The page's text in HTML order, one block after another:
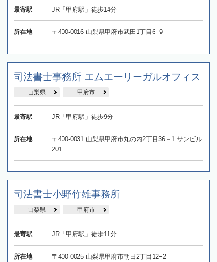
最寄駅 JR「甲府駅」徒歩14分
所在地 〒400-0016 山梨県甲府市武田1丁目6−9
司法書士事務所 エムエーリーガルオフィス
山梨県 甲府市
最寄駅 JR「甲府駅」徒歩9分
所在地
〒400-0031 山梨県甲府市丸の内2丁目36－1 サンビル
201
司法書士小野竹雄事務所
山梨県 甲府市
最寄駅 JR「甲府駅」徒歩11分
所在地 〒400-0025 山梨県甲府市朝日2丁目12−2